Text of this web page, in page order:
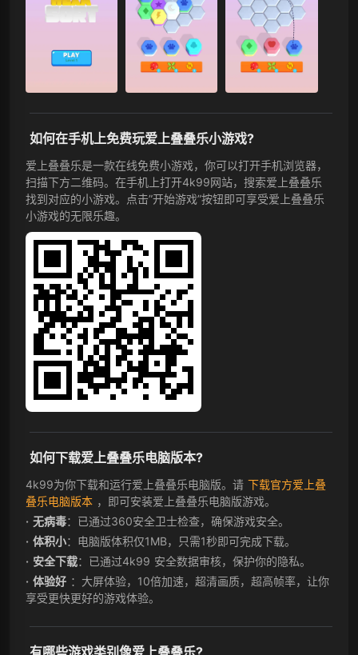
如何在手机上免费玩爱上叠叠乐小游戏?
爱上叠叠乐是一款在线免费小游戏，你可以打开手机浏览器，
扫描下方二维码。在手机上打开4k99网站，搜索爱上叠叠乐
找到对应的小游戏。点击”开始游戏”按钮即可享受爱上叠叠乐
小游戏的无限乐趣。
如何下载爱上叠叠乐电脑版本?
4k99为你下载和运行爱上叠叠乐电脑版。请 下载官方爱上叠
叠乐电脑版本 ，即可安装爱上叠叠乐电脑版游戏。
无病毒：已通过360安全卫士检查，确保游戏安全。
体积小：电脑版体积仅1MB，只需1秒即可完成下载。
安全下载：已通过4k99 安全数据审核，保护你的隐私。
体验好 ：大屏体验，10倍加速，超清画质，超高帧率，让你
享受更快更好的游戏体验。
有哪些游戏类别像爱上叠叠乐?